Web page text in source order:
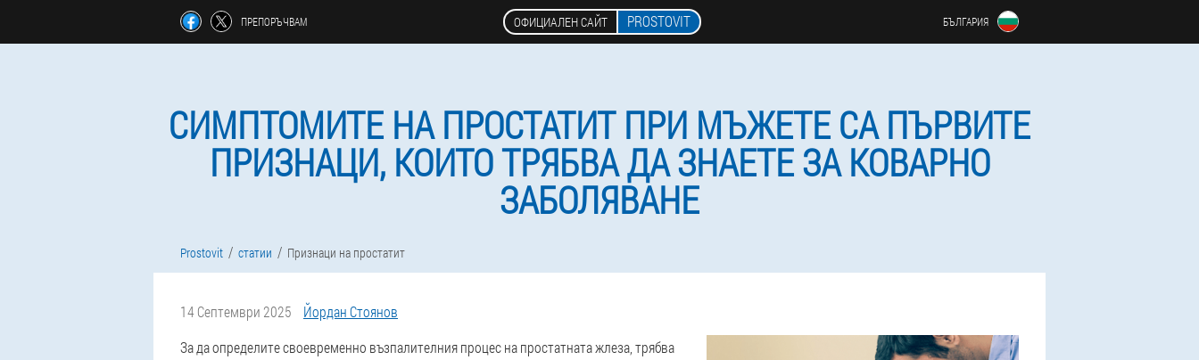
ПРЕПОРЪЧВАМ ОФИЦИАЛЕН САЙТ PROSTOVIT БЪЛГАРИЯ
СИМПТОМИТЕ НА ПРОСТАТИТ ПРИ МЪЖЕТЕ СА ПЪРВИТЕ
ПРИЗНАЦИ, КОИТО ТРЯБВА ДА ЗНАЕТЕ ЗА КОВАРНО
ЗАБОЛЯВАНЕ
Prostovit статии Признаци на простатит
14 Септември 2025
Йордан Стоянов
За да определите своевременно възпалителния процес на простатната жлеза, трябва